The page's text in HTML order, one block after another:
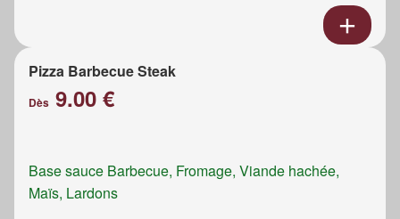
Pizza Barbecue Steak
Dès 9.00 €
Base sauce Barbecue, Fromage, Viande hachée,
Maïs, Lardons